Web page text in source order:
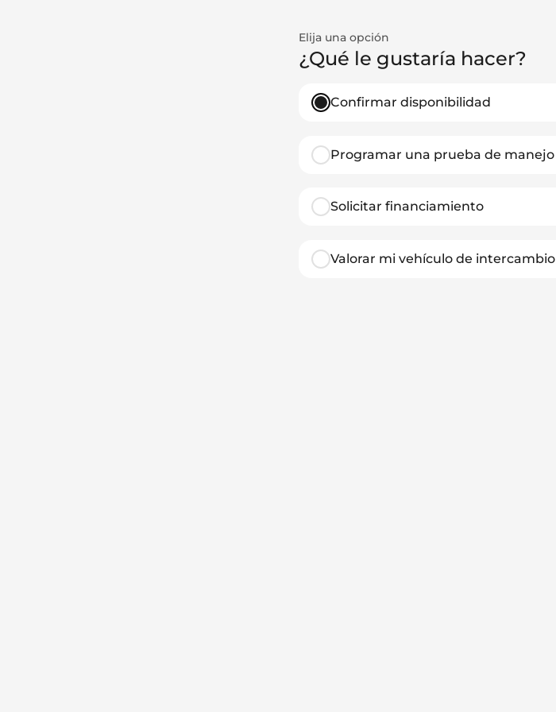
Elija una opción
¿Qué le gustaría hacer?
Confirmar disponibilidad
Programar una prueba de manejo
Solicitar financiamiento
Valorar mi vehículo de intercambio